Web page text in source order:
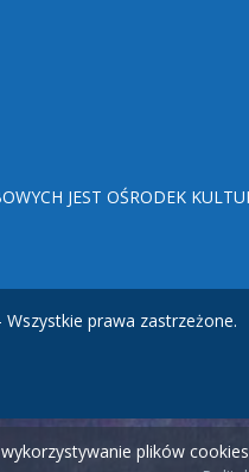
JEST OŚRODEK
Wszystkie prawa zastrzeżone.
plików